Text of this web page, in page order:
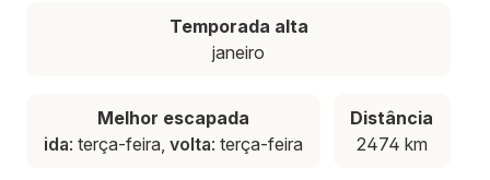
Temporada alta
janeiro
Melhor escapada
ida: terça-feira, volta: terça-feira
Distância
2474 km